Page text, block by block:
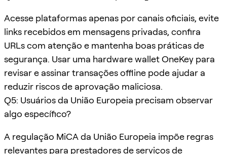
Acesse plataformas apenas por canais oficiais, evite
links recebidos em mensagens privadas, confira
URLs com atenção e mantenha boas práticas de
segurança. Usar uma hardware wallet OneKey para
revisar e assinar transações offline pode ajudar a
reduzir riscos de aprovação maliciosa.
Q5: Usuários da União Europeia precisam observar
algo específico?
A regulação MiCA da União Europeia impõe regras
relevantes para prestadores de serviços de